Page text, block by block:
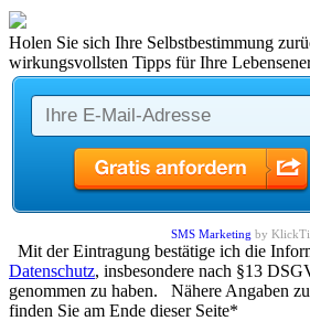
Holen Sie sich Ihre Selbstbestimmung
wirkungsvollsten Tipps für Ihre
SMS Marketing by
Mit der Eintragung bestätige ich die
Datenschutz, insbesondere nach §13
genommen zu haben. Nähere Angaben
finden Sie am Ende dieser Seite*